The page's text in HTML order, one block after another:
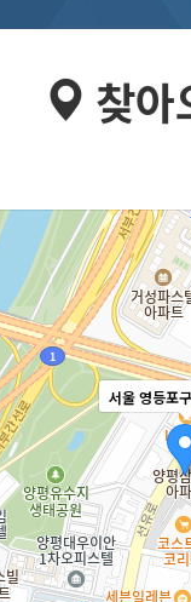
찾아
서울 영등포